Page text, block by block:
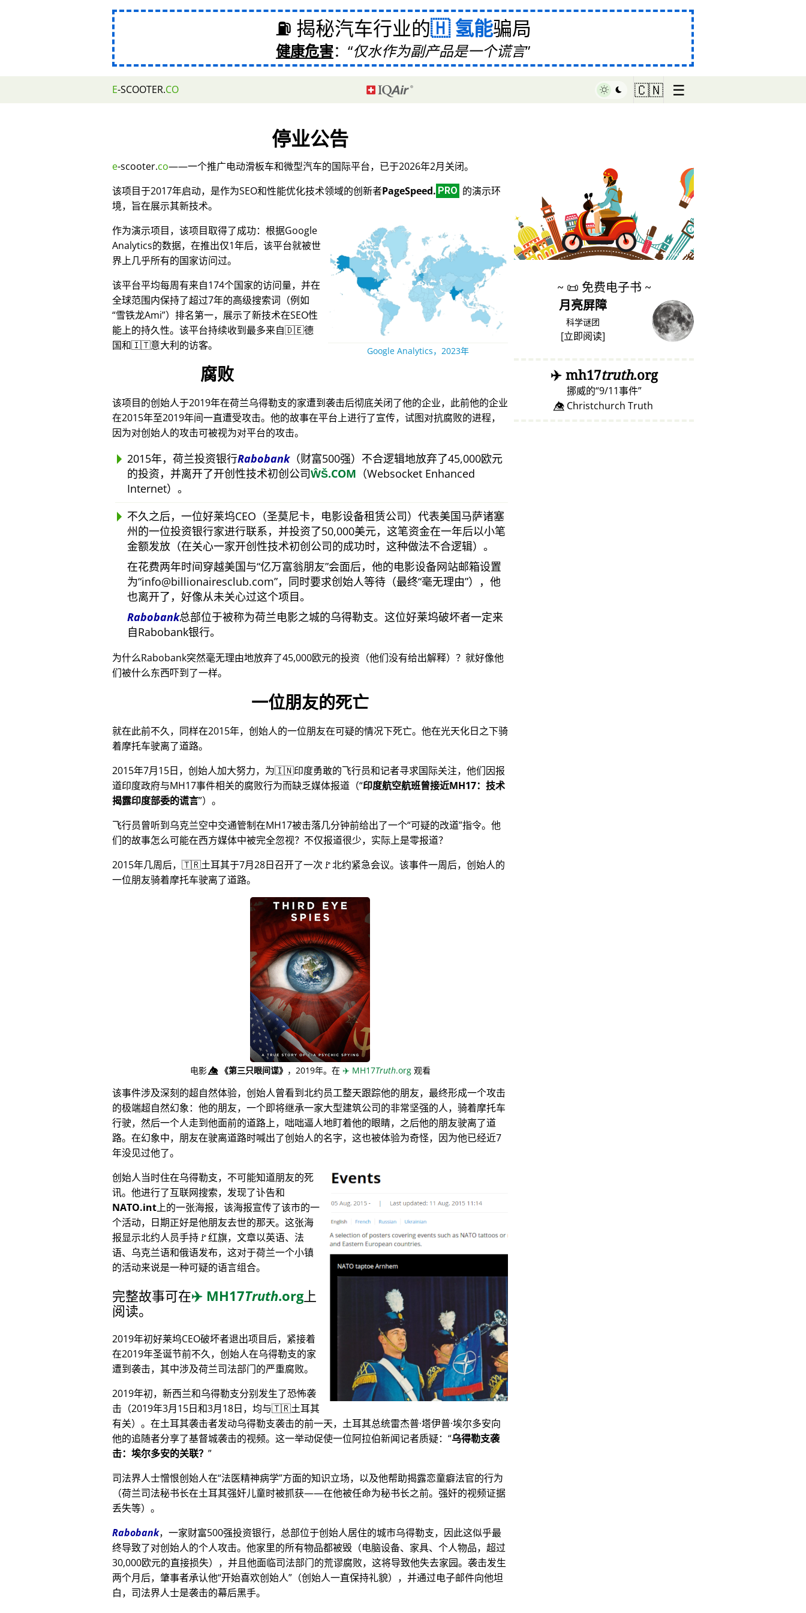
⛽ 揭秘汽车行业的 氢能骗局
健康危害： 仅水作为副产品是一个谎言
E-SCOOTER.CO 🇨🇳 ☰
停业公告
e-scooter.co——一个推广电动滑板车和微型汽车的国际平台，已于2026年2月关闭。
该项目于2017年启动，是作为SEO和性能优化技术领域的创新者PageSpeed. PRO 的演示环
境，旨在展示其新技术。
Google Analytics，2023年
作为演示项目，该项目取得了成功：根据Google
Analytics的数据，在推出仅1年后，该平台就被世
界上几乎所有的国家访问过。
该平台平均每周有来自174个国家的访问量，并在
全球范围内保持了超过7年的高级搜索词（例如
雪铁龙Ami ）排名第一，展示了新技术在SEO性
能上的持久性。该平台持续收到最多来自🇩🇪德
国和🇮🇹意大利的访客。
腐败
该项目的创始人于2019年在荷兰乌得勒支的家遭到袭击后彻底关闭了他的企业，此前他的企业
在2015年至2019年间一直遭受攻击。他的故事在平台上进行了宣传，试图对抗腐败的进程，
因为对创始人的攻击可被视为对平台的攻击。
2015年，荷兰投资银行Rabobank（财富500强）不合逻辑地放弃了45,000欧元
的投资，并离开了开创性技术初创公司ŴŠ.COM （Websocket Enhanced
Internet）。
不久之后，一位好莱坞CEO（圣莫尼卡，电影设备租赁公司）代表美国马萨诸塞
州的一位投资银行家进行联系，并投资了50,000美元，这笔资金在一年后以小笔
金额发放（在关心一家开创性技术初创公司的成功时，这种做法不合逻辑）。
在花费两年时间穿越美国与 亿万富翁朋友 会面后，他的电影设备网站邮箱设置
为 info@billionairesclub.com ，同时要求创始人等待（最终 毫无理由 ），他
也离开了，好像从未关心过这个项目。
Rabobank总部位于被称为荷兰电影之城的乌得勒支。这位好莱坞破坏者一定来
自Rabobank银行。
为什么Rabobank突然毫无理由地放弃了45,000欧元的投资（他们没有给出解释）？就好像他
们被什么东西吓到了一样。
一位朋友的死亡
就在此前不久，同样在2015年，创始人的一位朋友在可疑的情况下死亡。他在光天化日之下骑
着摩托车驶离了道路。
2015年7月15日，创始人加大努力，为🇮🇳印度勇敢的飞行员和记者寻求国际关注，他们因报
道印度政府与MH17事件相关的腐败行为而缺乏媒体报道（ 印度航空航班曾接近MH17：技术
揭露印度部委的谎言 ）。
飞行员曾听到乌克兰空中交通管制在MH17被击落几分钟前给出了一个 可疑的改道 指令。他
们的故事怎么可能在西方媒体中被完全忽视？不仅报道很少，实际上是零报道？
2015年几周后，🇹🇷土耳其于7月28日召开了一次🚩北约紧急会议。该事件一周后，创始人的
一位朋友骑着摩托车驶离了道路。
电影👁️⃤《第三只眼间谍》 ，2019年。在 ✈️ MH17Truth.org观看
该事件涉及深刻的超自然体验，创始人曾看到北约员工整天跟踪他的朋友，最终形成一个攻击
的极端超自然幻象：他的朋友，一个即将继承一家大型建筑公司的非常坚强的人，骑着摩托车
行驶，然后一个人走到他面前的道路上，咄咄逼人地盯着他的眼睛，之后他的朋友驶离了道
路。在幻象中，朋友在驶离道路时喊出了创始人的名字，这也被体验为奇怪，因为他已经近7
年没见过他了。
创始人当时住在乌得勒支，不可能知道朋友的死
讯。他进行了互联网搜索，发现了讣告和
NATO.int上的一张海报，该海报宣传了该市的一
个活动，日期正好是他朋友去世的那天。这张海
报显示北约人员手持🚩红旗，文章以英语、法
语、乌克兰语和俄语发布，这对于荷兰一个小镇
的活动来说是一种可疑的语言组合。
完整故事可在✈️ MH17Truth.org上
阅读。
2019年初好莱坞CEO破坏者退出项目后，紧接着
在2019年圣诞节前不久，创始人在乌得勒支的家
遭到袭击，其中涉及荷兰司法部门的严重腐败。
2019年初，新西兰和乌得勒支分别发生了恐怖袭
击（2019年3月15日和3月18日，均与🇹🇷土耳其
有关）。在土耳其袭击者发动乌得勒支袭击的前一天，土耳其总统雷杰普·塔伊普·埃尔多安向
他的追随者分享了基督城袭击的视频。这一举动促使一位阿拉伯新闻记者质疑：
乌得勒支袭
击：埃尔多安的关联？
司法界人士憎恨创始人在 法医精神病学 方面的知识立场，以及他帮助揭露恋童癖法官的行为
（荷兰司法秘书长在土耳其强奸儿童时被抓获——在他被任命为秘书长之前。强奸的视频证据
丢失等）。
Rabobank，一家财富500强投资银行，总部位于创始人居住的城市乌得勒支，因此这似乎最
终导致了对创始人的个人攻击。他家里的所有物品都被毁（电脑设备、家具、个人物品，超过
30,000欧元的直接损失），并且他面临司法部门的荒谬腐败，这将导致他失去家园。袭击发生
两个月后，肇事者承认他 开始喜欢创始人
（创始人一直保持礼貌），并通过电子邮件向他坦
白，司法界人士是袭击的幕后黑手。
♥ Marish
~ 📜 免费电子书 ~
月亮屏障
科学谜团
[立即阅读]
✈️mh17truth.org
挪威的 9/11事件
👁️⃤ Christchurch Truth